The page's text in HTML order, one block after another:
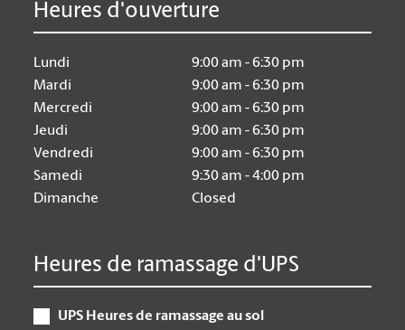
Heures d'ouverture
Lundi
9:00 am - 6:30 pm
Mardi
9:00 am - 6:30 pm
Mercredi
9:00 am - 6:30 pm
Jeudi
9:00 am - 6:30 pm
Vendredi
9:00 am - 6:30 pm
Samedi
9:30 am - 4:00 pm
Dimanche
Closed
Heures de ramassage d'UPS
UPS Heures de ramassage au sol